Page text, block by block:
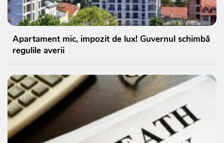
Apartament mic, impozit de lux! Guvernul schimbă
regulile averii